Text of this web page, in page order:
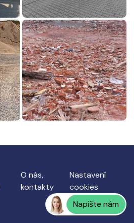
O nás,
kontakty
Nastavení
cookies
Napište nám